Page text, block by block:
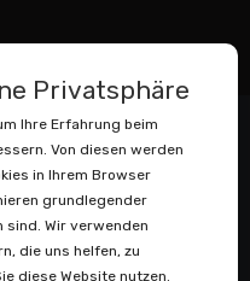
Privatsphäre
Ihre Erfahrung beim
Von diesen werden
in Ihrem Browser
grundlegender
sind. Wir verwenden
die uns helfen, zu
diese Website nutzen.